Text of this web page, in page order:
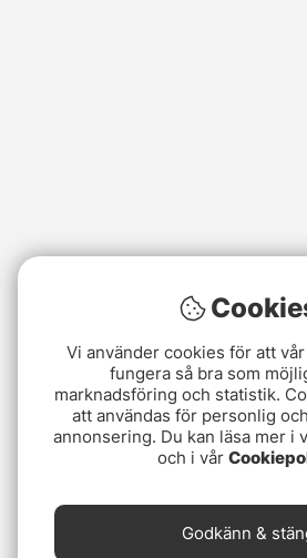
Vi använder cookies för att
fungera så bra som
marknadsföring och statistik.
att användas för personlig
annonsering. Du kan läsa mer i
och i vår
Godkänn &